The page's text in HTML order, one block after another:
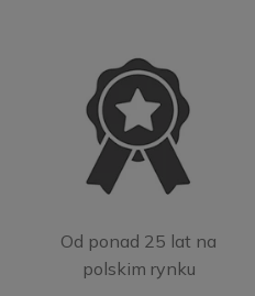
Od ponad 25 lat na
polskim rynku